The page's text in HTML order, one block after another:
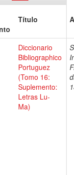
Título
Diccionario
Bibliographico
Portuguez
(Tomo 16:
Suplemento:
Letras Lu-
Ma)